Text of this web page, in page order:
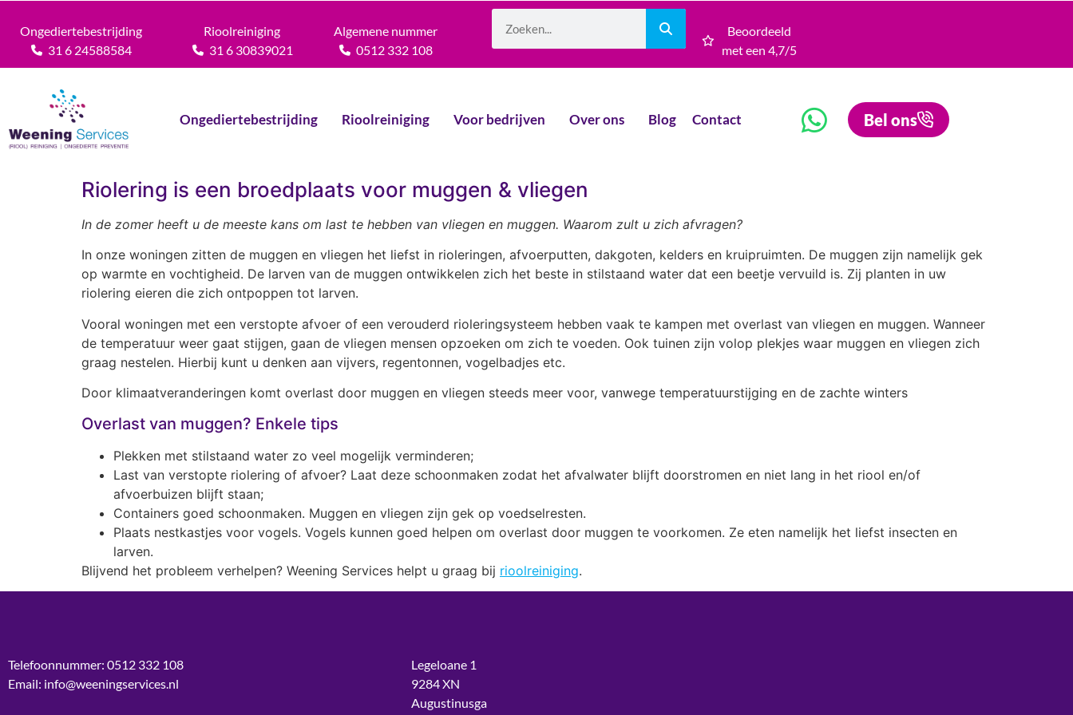
Ongediertebestrijding
31 6 24588584
Rioolreiniging
31 6 30839021
Algemene nummer
0512 332 108
Beoordeeld
met een 4,7/5
Ongediertebestrijding Rioolreiniging Voor bedrijven Over ons Blog Contact Bel ons
Riolering is een broedplaats voor muggen & vliegen
In de zomer heeft u de meeste kans om last te hebben van vliegen en muggen. Waarom zult u zich afvragen?
In onze woningen zitten de muggen en vliegen het liefst in rioleringen, afvoerputten, dakgoten, kelders en kruipruimten. De muggen zijn namelijk gek
op warmte en vochtigheid. De larven van de muggen ontwikkelen zich het beste in stilstaand water dat een beetje vervuild is. Zij planten in uw
riolering eieren die zich ontpoppen tot larven.
Vooral woningen met een verstopte afvoer of een verouderd rioleringsysteem hebben vaak te kampen met overlast van vliegen en muggen. Wanneer
de temperatuur weer gaat stijgen, gaan de vliegen mensen opzoeken om zich te voeden. Ook tuinen zijn volop plekjes waar muggen en vliegen zich
graag nestelen. Hierbij kunt u denken aan vijvers, regentonnen, vogelbadjes etc.
Door klimaatveranderingen komt overlast door muggen en vliegen steeds meer voor, vanwege temperatuurstijging en de zachte winters
Overlast van muggen? Enkele tips
Plekken met stilstaand water zo veel mogelijk verminderen;
Last van verstopte riolering of afvoer? Laat deze schoonmaken zodat het afvalwater blijft doorstromen en niet lang in het riool en/of
afvoerbuizen blijft staan;
Containers goed schoonmaken. Muggen en vliegen zijn gek op voedselresten.
Plaats nestkastjes voor vogels. Vogels kunnen goed helpen om overlast door muggen te voorkomen. Ze eten namelijk het liefst insecten en
larven.
Blijvend het probleem verhelpen? Weening Services helpt u graag bij rioolreiniging.
Telefoonnummer: 0512 332 108
Email: info@weeningservices.nl
Legeloane 1
9284 XN
Augustinusga